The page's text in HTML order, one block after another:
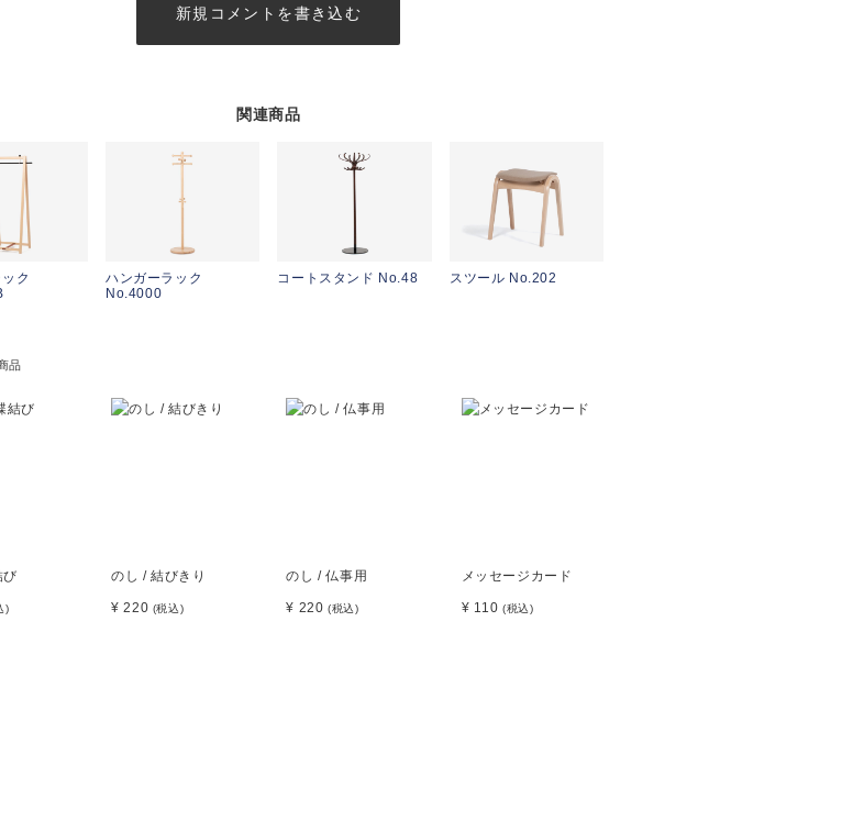
新規コメントを書き込む
関連商品
ク
ハンガーラック
No.4000
コートスタンド No.48 スツール No.202
品
び
)
のし / 結びきり
¥ 220 (税込)
のし / 仏事用
¥ 220(税込)
メッセージカード
¥ 110(税込)